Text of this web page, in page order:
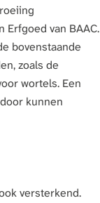
van BAAC.
bovenstaande
zoals de
wortels. Een
kunnen
versterkend.